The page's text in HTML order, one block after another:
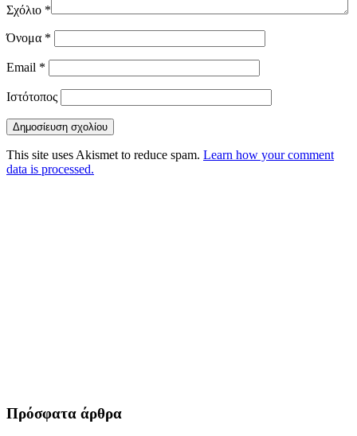
Σχόλιο *
Όνομα *
Email *
Ιστότοπος
This site uses Akismet to reduce spam. Learn how your comment
data is processed.
Πρόσφατα άρθρα